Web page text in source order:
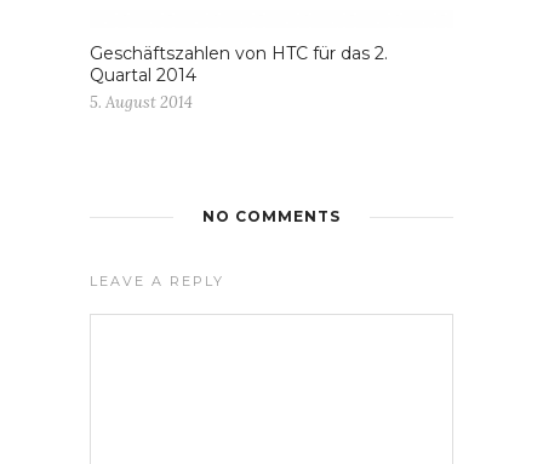
Geschäftszahlen von HTC für das 2.
Quartal 2014
5. August 2014
NO COMMENTS
LEAVE A REPLY